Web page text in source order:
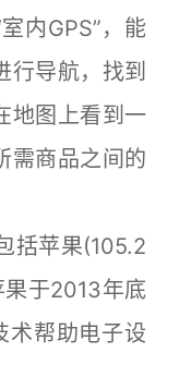
内GPS”，能
行导航，找到
地图上看到一
需商品之间的
苹果(105.2
于2013年底
术帮助电子设